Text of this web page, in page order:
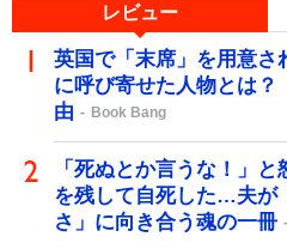
レビュー
英国で「末席」を用意さ
に呼び寄せた人物とは
由
Book Bang
「死ぬとか言うな！」
を残して自死した…夫が
さ」に向き合う魂の一冊